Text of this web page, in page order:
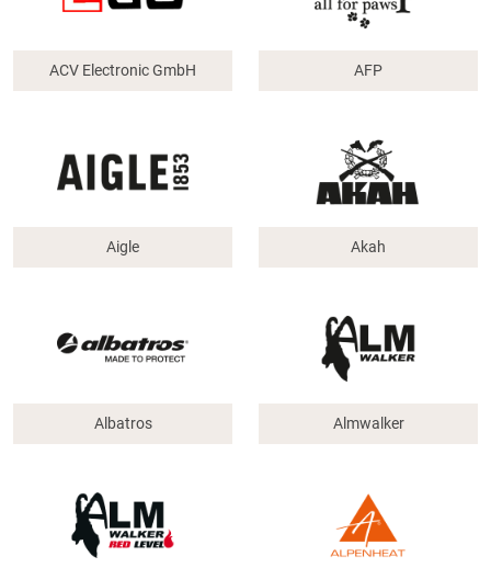
ACV Electronic GmbH AFP
Aigle Akah
Albatros Almwalker